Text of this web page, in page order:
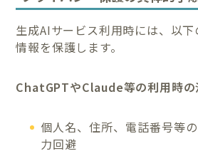
生成AIサービス利用時には、以
情報を保護します。
ChatGPTやClaude等の利用時の
個人名、住所、電話番号等
力回避